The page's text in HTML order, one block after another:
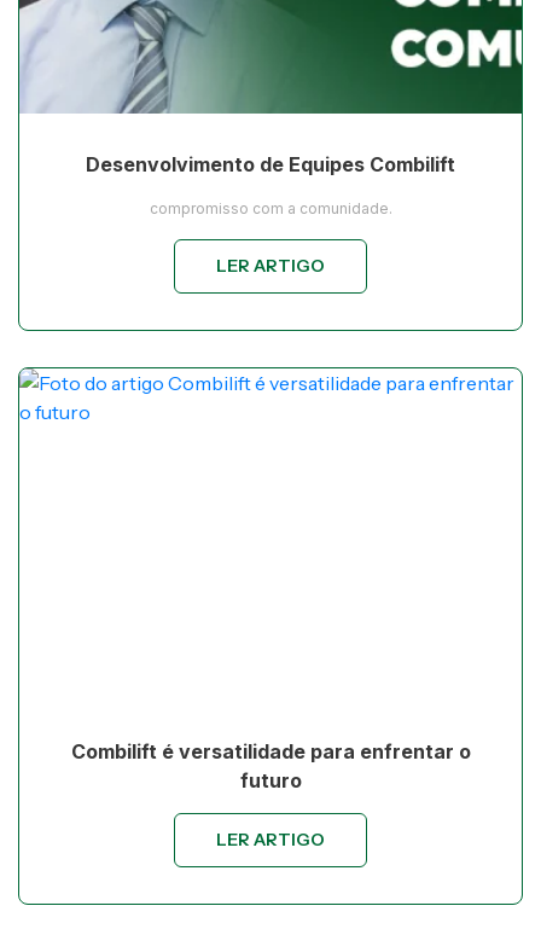
Desenvolvimento de Equipes Combilift
compromisso com a comunidade.
LER ARTIGO
Combilift é versatilidade para enfrentar o
futuro
LER ARTIGO